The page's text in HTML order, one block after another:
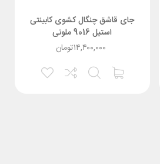
جای قاشق چنگال کشوی کابینتی
استیل 9016 ملونی
۱۴,۴۰۰,۰۰۰تومان